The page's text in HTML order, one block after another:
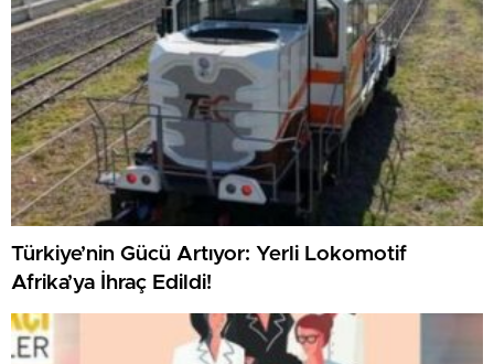
Türkiye’nin Gücü Artıyor: Yerli Lokomotif
Afrika’ya İhraç Edildi!